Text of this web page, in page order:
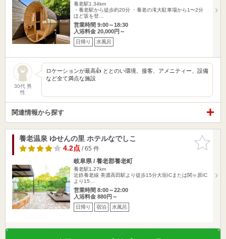
養老駅1.34km
・養老駅から徒歩約20分 ・養老の滝大駐車場から1〜2分
ほど坂を登…
営業時間 9:00～18:30
入浴料金 20,000円～
日帰り 水風呂
30代 男
性
ロケーションが最高👍 ととのい環境、接客、アメニティー、設備
など全て満点な施設
関連情報から探す
お気に入
りに追加
養老温泉 ゆせんの里 ホテルなでしこ
4.2点/ 65 件
岐阜県 / 養老郡養老町
養老駅1.27km
近鉄養老線 美濃高田駅より徒歩15分大垣ICまたは関ヶ原IC
より15…
営業時間 8:00～22:00
入浴料金 880円～
日帰り 宿泊 水風呂